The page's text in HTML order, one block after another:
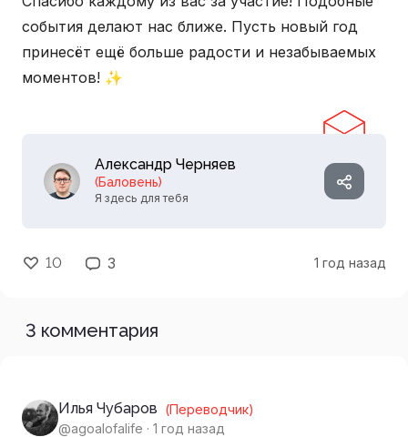
события делают нас ближе. Пусть новый год
принесёт ещё больше радости и незабываемых
моментов! ✨
Александр Черняев
(Баловень)
Я здесь для тебя
10 3 1 год назад
3 комментария
Илья Чубаров (Переводчик)
@agoalofalife · 1 год назад